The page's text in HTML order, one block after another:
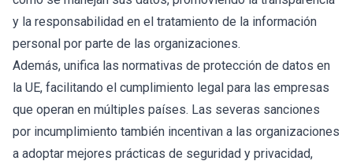
y la responsabilidad en el tratamiento de la información
personal por parte de las organizaciones.
Además, unifica las normativas de protección de datos en
la UE, facilitando el cumplimiento legal para las empresas
que operan en múltiples países. Las severas sanciones
por incumplimiento también incentivan a las organizaciones
a adoptar mejores prácticas de seguridad y privacidad,